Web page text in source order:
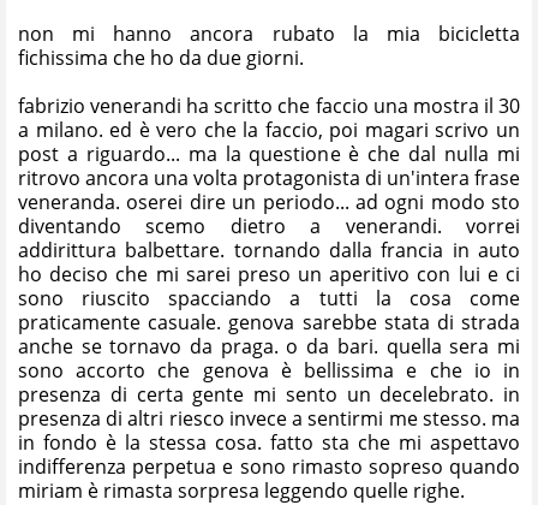
non mi hanno ancora rubato la mia bicicletta
fichissima che ho da due giorni.
fabrizio venerandi ha scritto che faccio una mostra il 30
a milano. ed è vero che la faccio, poi magari scrivo un
post a riguardo... ma la questione è che dal nulla mi
ritrovo ancora una volta protagonista di un'intera frase
veneranda. oserei dire un periodo... ad ogni modo sto
diventando scemo dietro a venerandi. vorrei
addirittura balbettare. tornando dalla francia in auto
ho deciso che mi sarei preso un aperitivo con lui e ci
sono riuscito spacciando a tutti la cosa come
praticamente casuale. genova sarebbe stata di strada
anche se tornavo da praga. o da bari. quella sera mi
sono accorto che genova è bellissima e che io in
presenza di certa gente mi sento un decelebrato. in
presenza di altri riesco invece a sentirmi me stesso. ma
in fondo è la stessa cosa. fatto sta che mi aspettavo
indifferenza perpetua e sono rimasto sopreso quando
miriam è rimasta sorpresa leggendo quelle righe.